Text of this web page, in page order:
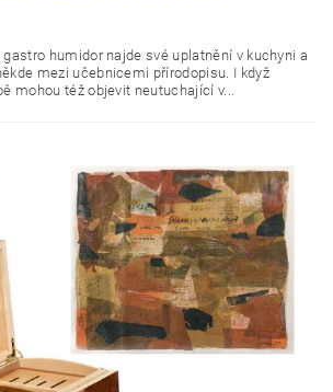
humidor najde své uplatnění v kuchyni a
mezi učebnicemi přírodopisu. I když
mohou též objevit neutuchající v...